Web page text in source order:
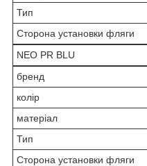
Тип
Сторона установки фляги
NEO PR BLU
бренд
колір
матеріал
Тип
Сторона установки фляги